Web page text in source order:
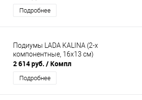
Подробнее
Подиумы LADA KALINA (2-х
компонентные, 16х13 см)
2 614 руб. / Компл
Подробнее